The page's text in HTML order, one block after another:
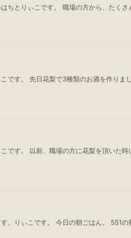
ちとりぃこです。 職場の方から、たく
です。 先日花梨で3種類のお酒を作りま
です。 以前、職場の方に花梨を頂いた
。りぃこです。 今日の朝ごはん。 551